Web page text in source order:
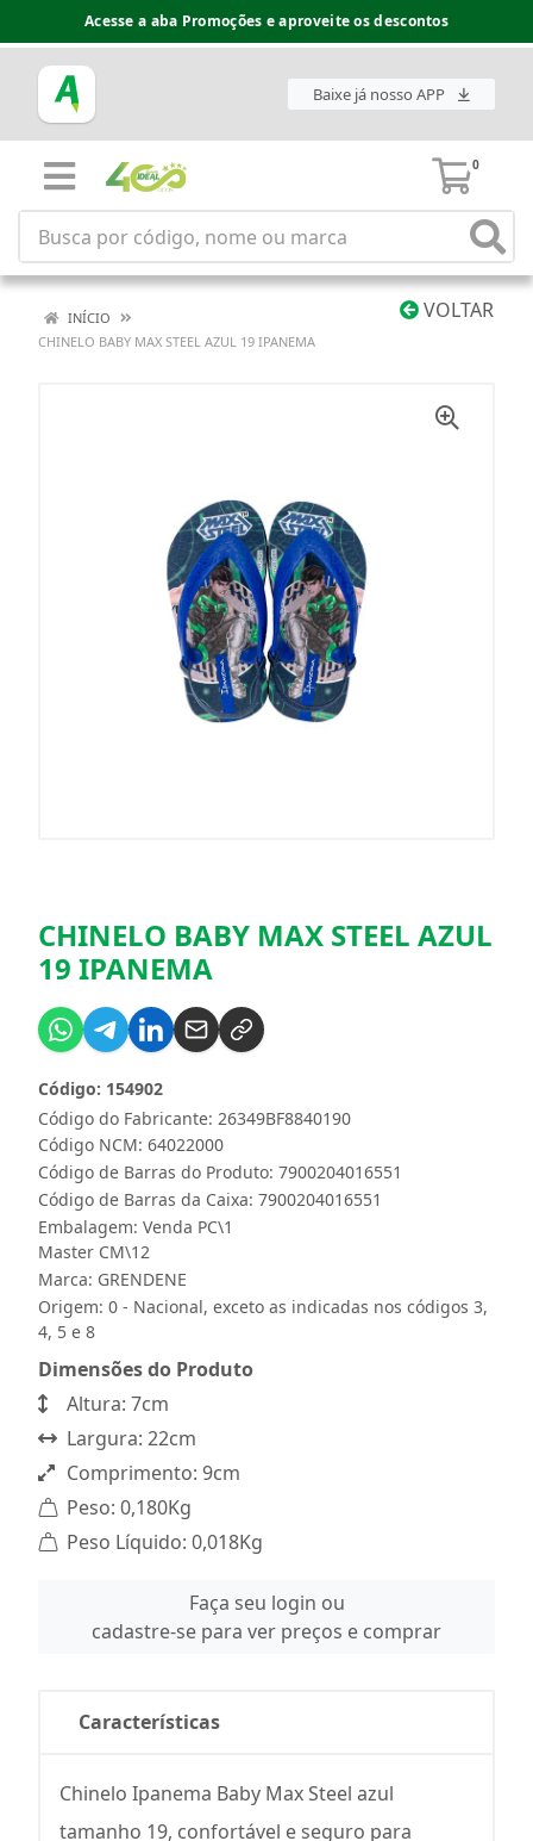
Acesse a aba Promoções e aproveite os descontos
Baixe já nosso APP
0
VOLTAR
INÍCIO
CHINELO BABY MAX STEEL AZUL 19 IPANEMA
CHINELO BABY MAX STEEL AZUL
19 IPANEMA
Código do Fabricante: 26349BF8840190
Código: 154902
Código NCM: 64022000
Código de Barras do Produto: 7900204016551
Código de Barras da Caixa: 7900204016551
Embalagem: Venda PC\1
Master CM\12
Marca: GRENDENE
Origem: 0 - Nacional, exceto as indicadas nos códigos 3,
4, 5 e 8
Dimensões do Produto
Altura: 7cm
Largura: 22cm
Comprimento: 9cm
Peso: 0,180Kg
Peso Líquido: 0,018Kg
Faça seu login ou
cadastre-se para ver preços e comprar
Características
Chinelo Ipanema Baby Max Steel azul
tamanho 19, confortável e seguro para